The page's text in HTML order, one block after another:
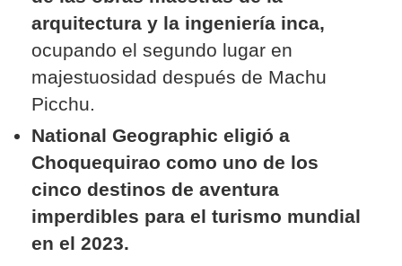
arquitectura y la ingeniería inca,
ocupando el segundo lugar en
majestuosidad después de Machu
Picchu.
National Geographic eligió a
Choquequirao como uno de los
cinco destinos de aventura
imperdibles para el turismo mundial
en el 2023.